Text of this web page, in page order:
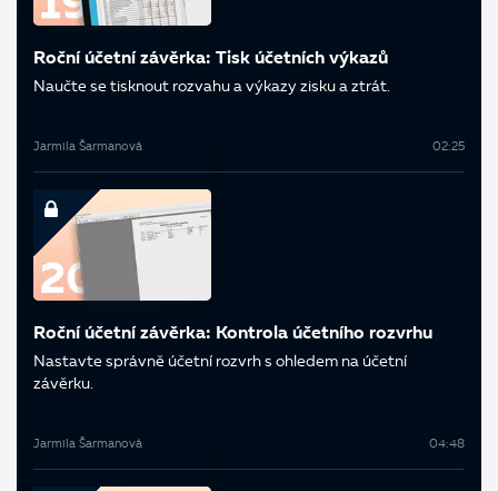
Roční účetní závěrka: Tisk účetních výkazů
Naučte se tisknout rozvahu a výkazy zisku a ztrát.
Jarmila Šarmanová 02:25
Roční účetní závěrka: Kontrola účetního rozvrhu
Nastavte správně účetní rozvrh s ohledem na účetní
závěrku.
Jarmila Šarmanová 04:48